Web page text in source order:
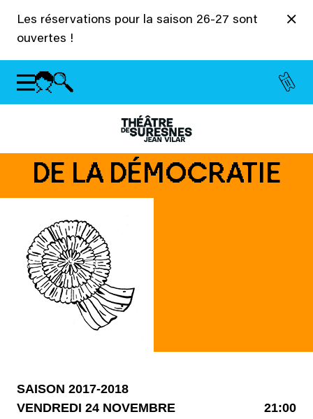
Les réservations pour la saison 26-27 sont
ouvertes !
DE LA DÉMOCRATIE
SAISON 2017-2018
VENDREDI 24 NOVEMBRE
21:00